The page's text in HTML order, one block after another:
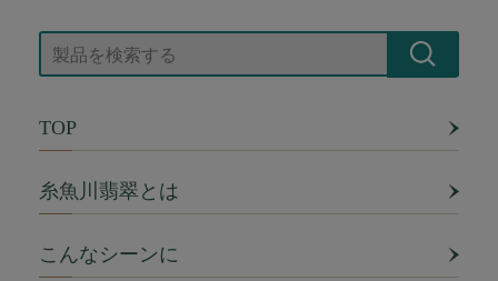
TOP
糸魚川翡翠とは
こんなシーンに